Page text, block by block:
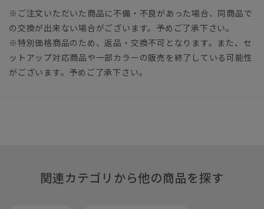
※ご注文いただいた商品に不備・不良があった場合、同商品で
の交換が出来ない場合がございます。予めご了承下さい。
※特別価格商品のため、返品・交換不可となります。また、セ
ットアップ対応商品や一部カラーの販売を終了している可能性
がございます。予めご了承下さい。
関連カテゴリから他の商品を探す